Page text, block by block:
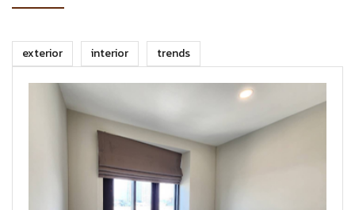
exterior interior trends